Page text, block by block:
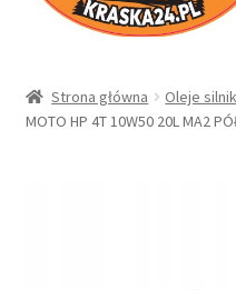
Sklep
Strona główna Oleje
MOTO HP 4T 10W50 20L MA2